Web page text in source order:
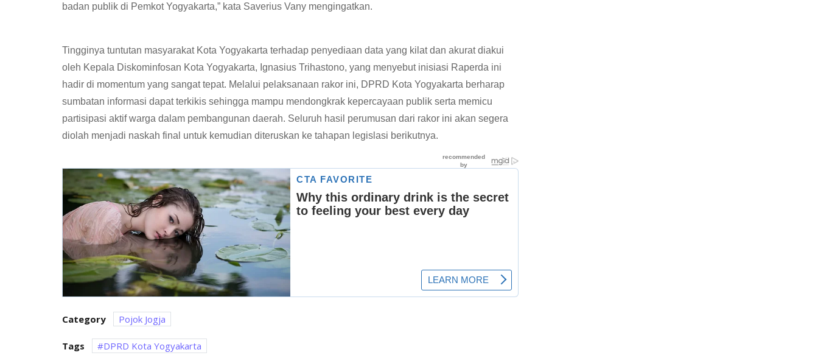
badan publik di Pemkot Yogyakarta,” kata Saverius Vany mengingatkan.
Tingginya tuntutan masyarakat Kota Yogyakarta terhadap penyediaan data yang kilat dan akurat diakui
oleh Kepala Diskominfosan Kota Yogyakarta, Ignasius Trihastono, yang menyebut inisiasi Raperda ini
hadir di momentum yang sangat tepat. Melalui pelaksanaan rakor ini, DPRD Kota Yogyakarta berharap
sumbatan informasi dapat terkikis sehingga mampu mendongkrak kepercayaan publik serta memicu
partisipasi aktif warga dalam pembangunan daerah. Seluruh hasil perumusan dari rakor ini akan segera
diolah menjadi naskah final untuk kemudian diteruskan ke tahapan legislasi berikutnya.
Category Pojok Jogja
Tags DPRD Kota Yogyakarta